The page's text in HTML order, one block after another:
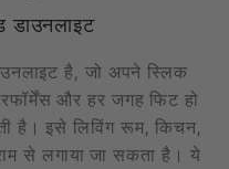
डाउनलाइट
है, जो अपने स्लिक
और हर जगह फिट हो
है। इसे लिविंग रूम, किचन,
से लगाया जा सकता है। ये